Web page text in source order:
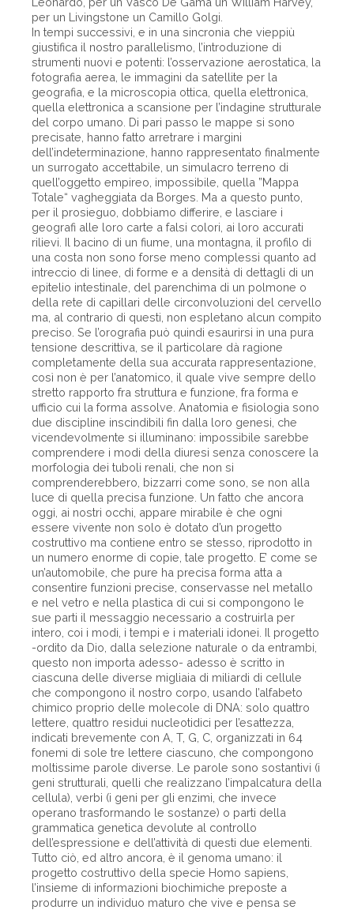
per un Livingstone un Camillo Golgi.
In tempi successivi, e in una sincronia che vieppiù
giustifica il nostro parallelismo, l’introduzione di
strumenti nuovi e potenti: l’osservazione aerostatica, la
fotografia aerea, le immagini da satellite per la
geografia, e la microscopia ottica, quella elettronica,
quella elettronica a scansione per l’indagine strutturale
del corpo umano. Di pari passo le mappe si sono
precisate, hanno fatto arretrare i margini
dell’indeterminazione, hanno rappresentato finalmente
un surrogato accettabile, un simulacro terreno di
quell’oggetto empireo, impossibile, quella ”Mappa
Totale“ vagheggiata da Borges. Ma a questo punto,
per il prosieguo, dobbiamo differire, e lasciare i
geografi alle loro carte a falsi colori, ai loro accurati
rilievi. Il bacino di un fiume, una montagna, il profilo di
una costa non sono forse meno complessi quanto ad
intreccio di linee, di forme e a densità di dettagli di un
epitelio intestinale, del parenchima di un polmone o
della rete di capillari delle circonvoluzioni del cervello
ma, al contrario di questi, non espletano alcun compito
preciso. Se l’orografia può quindi esaurirsi in una pura
tensione descrittiva, se il particolare dà ragione
completamente della sua accurata rappresentazione,
così non è per l’anatomico, il quale vive sempre dello
stretto rapporto fra struttura e funzione, fra forma e
ufficio cui la forma assolve. Anatomia e fisiologia sono
due discipline inscindibili fin dalla loro genesi, che
vicendevolmente si illuminano: impossibile sarebbe
comprendere i modi della diuresi senza conoscere la
morfologia dei tuboli renali, che non si
comprenderebbero, bizzarri come sono, se non alla
luce di quella precisa funzione. Un fatto che ancora
oggi, ai nostri occhi, appare mirabile è che ogni
essere vivente non solo è dotato d’un progetto
costruttivo ma contiene entro se stesso, riprodotto in
un numero enorme di copie, tale progetto. E’ come se
un’automobile, che pure ha precisa forma atta a
consentire funzioni precise, conservasse nel metallo
e nel vetro e nella plastica di cui si compongono le
sue parti il messaggio necessario a costruirla per
intero, coi i modi, i tempi e i materiali idonei. Il progetto
-ordito da Dio, dalla selezione naturale o da entrambi,
questo non importa adesso- adesso è scritto in
ciascuna delle diverse migliaia di miliardi di cellule
che compongono il nostro corpo, usando l’alfabeto
chimico proprio delle molecole di DNA: solo quattro
lettere, quattro residui nucleotidici per l’esattezza,
indicati brevemente con A, T, G, C, organizzati in 64
fonemi di sole tre lettere ciascuno, che compongono
moltissime parole diverse. Le parole sono sostantivi (i
geni strutturali, quelli che realizzano l’impalcatura della
cellula), verbi (i geni per gli enzimi, che invece
operano trasformando le sostanze) o parti della
grammatica genetica devolute al controllo
dell’espressione e dell’attività di questi due elementi.
Tutto ciò, ed altro ancora, è il genoma umano: il
progetto costruttivo della specie Homo sapiens,
l’insieme di informazioni biochimiche preposte a
produrre un individuo maturo che vive e pensa se